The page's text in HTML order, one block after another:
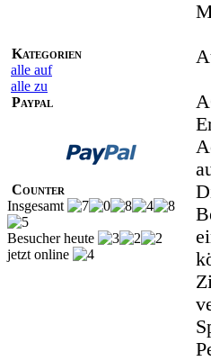
Kategorien
alle auf
alle zu
Paypal
Counter
Insgesamt
Besucher heute
jetzt online